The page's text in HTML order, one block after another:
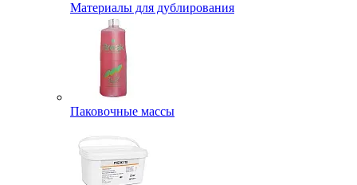
Материалы для дублирования
Паковочные массы